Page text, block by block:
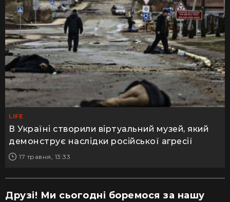
LIFE
В Україні створили віртуальний музей, який
демонструє наслідки російської агресії
17 травня, 13:33
Друзі! Ми сьогодні боремося за нашу